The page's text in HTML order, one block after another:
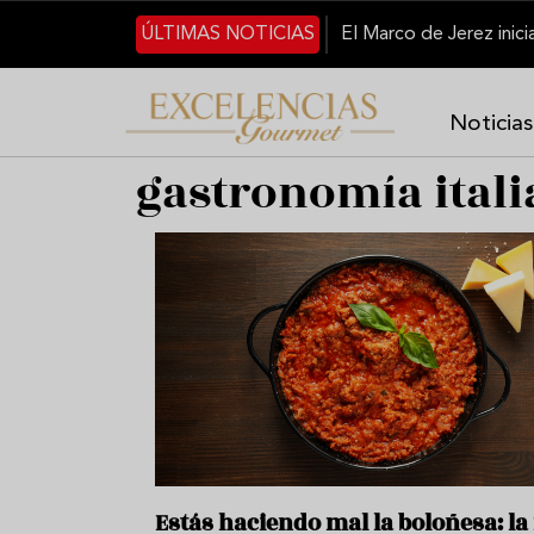
Pasar al contenido principal
ÚLTIMAS NOTICIAS
Noticias
gastronomía
Estás haciendo mal la boloñesa: